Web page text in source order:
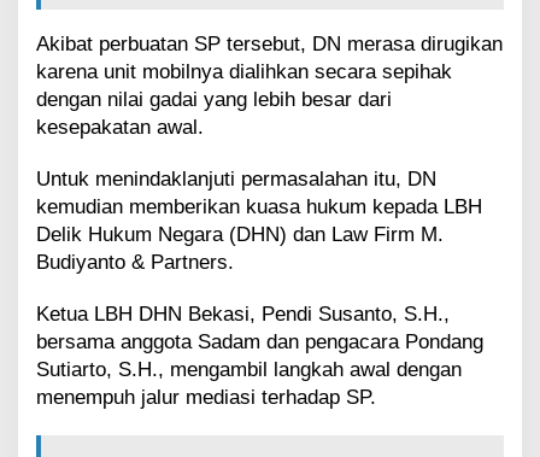
s
u
s
a
U
n
i
t
m
b
a
Akibat perbuatan SP tersebut, DN merasa dirugikan
karena unit mobilnya dialihkan secara sepihak
dengan nilai gadai yang lebih besar dari
kesepakatan awal.
Untuk menindaklanjuti permasalahan itu, DN
kemudian memberikan kuasa hukum kepada LBH
Delik Hukum Negara (DHN) dan Law Firm M.
Budiyanto & Partners.
Ketua LBH DHN Bekasi, Pendi Susanto, S.H.,
bersama anggota Sadam dan pengacara Pondang
Sutiarto, S.H., mengambil langkah awal dengan
menempuh jalur mediasi terhadap SP.